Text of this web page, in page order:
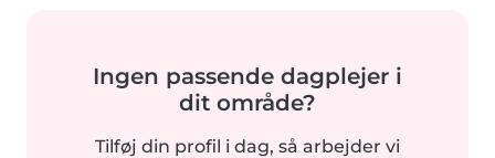
Ingen passende dagplejer i
dit område?
Tilføj din profil i dag, så arbejder vi